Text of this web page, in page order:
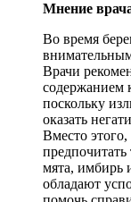
Мнение
Во время
Врачи
содержанием
поскольку
оказать
Вместо
мята, имбирь
обладают